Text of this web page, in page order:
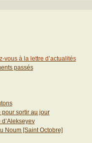
vous à la lettre d’actualités
passés
pour sortir au jour
d’Alekseyev
Noum [Saint Octobre]